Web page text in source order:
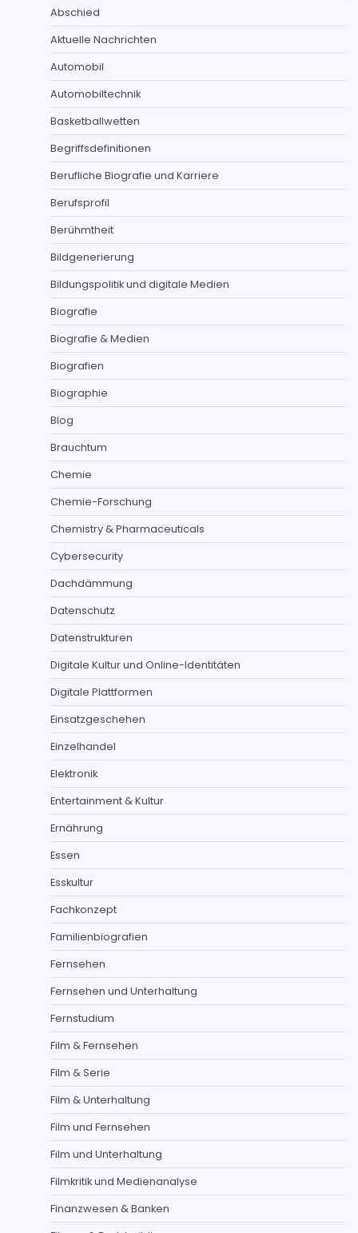
Abschied
Aktuelle Nachrichten
Automobil
Automobiltechnik
Basketballwetten
Begriffsdefinitionen
Berufliche Biografie und Karriere
Berufsprofil
Berühmtheit
Bildgenerierung
Bildungspolitik und digitale Medien
Biografie
Biografie & Medien
Biografien
Biographie
Blog
Brauchtum
Chemie
Chemie-Forschung
Chemistry & Pharmaceuticals
Cybersecurity
Dachdämmung
Datenschutz
Datenstrukturen
Digitale Kultur und Online-Identitäten
Digitale Plattformen
Einsatzgeschehen
Einzelhandel
Elektronik
Entertainment & Kultur
Ernährung
Essen
Esskultur
Fachkonzept
Familienbiografien
Fernsehen
Fernsehen und Unterhaltung
Fernstudium
Film & Fernsehen
Film & Serie
Film & Unterhaltung
Film und Fernsehen
Film und Unterhaltung
Filmkritik und Medienanalyse
Finanzwesen & Banken